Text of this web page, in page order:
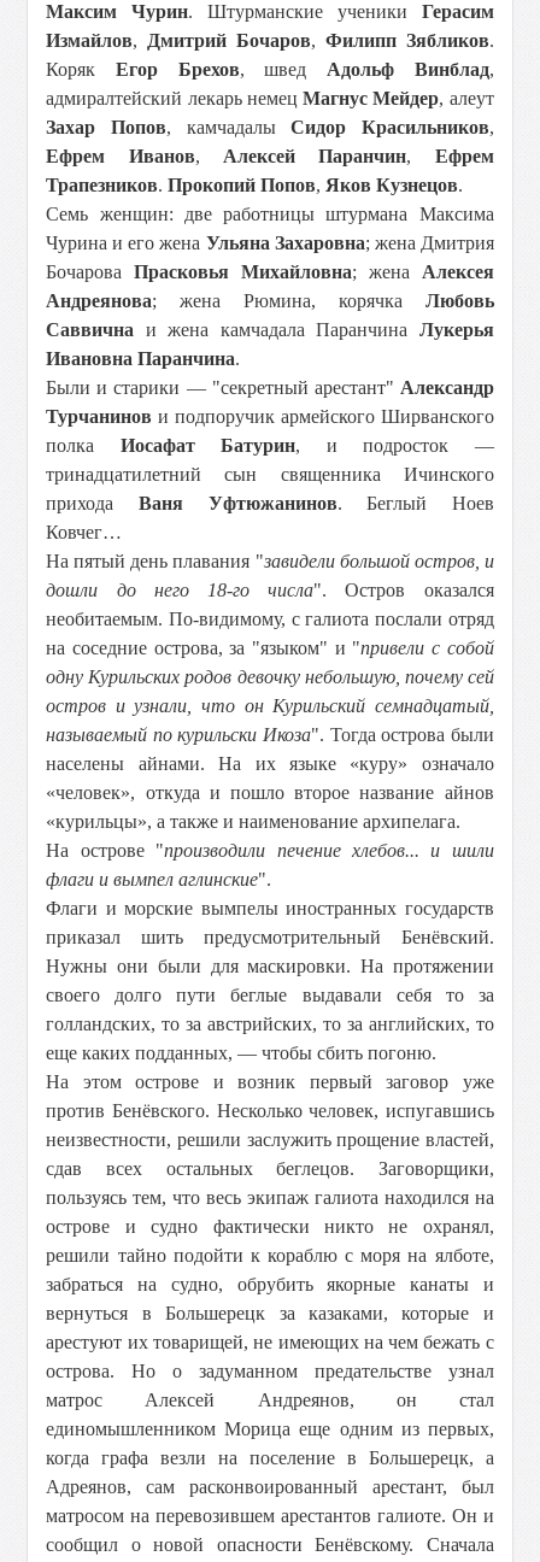
Максим Чурин. Штурманские ученики Герасим
Измайлов, Дмитрий Бочаров, Филипп Зябликов.
КорякЕгор Брехов, швед Адольф Винблад,
адмиралтейский лекарь немецМагнус Мейдер, алеут
Захар Попов, камчадалыСидор Красильников,
Ефрем Иванов, Алексей Паранчин, Ефрем
Трапезников.Прокопий Попов, Яков Кузнецов.
Семь женщин: две работницы штурмана Максима
Чурина и его жена Ульяна Захаровна; жена Дмитрия
БочароваПрасковья Михайловна; жена Алексея
Андреянова; жена Рюмина, корячка Любовь
Саввична и жена камчадала Паранчина Лукерья
Ивановна Паранчина.
Были и старики — "секретный арестант" Александр
Турчанинов и подпоручик армейского Ширванского
полка Иосафат Батурин, и подросток —
тринадцатилетний сын священника Ичинского
прихода Ваня Уфтюжанинов. Беглый Ноев
Ковчег…
На пятый день плавания "завидели большой остров, и
дошли до него 18-гo числа". Остров оказался
необитаемым. По-видимому, с галиота послали отряд
на соседние острова, за "языком" и "привели с собой
одну Курильских родов девочку небольшую, почему сей
остров и узнали, что он Курильский семнадцатый,
называемый по курильски Икоза". Тогда острова были
населены айнами. На их языке «куру» означало
«человек», откуда и пошло второе название айнов
«курильцы», а также и наименование архипелага.
На острове "производили печение хлебов... и шили
флаги и вымпел аглинские".
Флаги и морские вымпелы иностранных государств
приказал шить предусмотрительный Бенёвский.
Нужны они были для маскировки. На протяжении
своего долго пути беглые выдавали себя то за
голландских, то за австрийских, то за английских, то
еще каких подданных, — чтобы сбить погоню.
На этом острове и возник первый заговор уже
против Бенёвского. Несколько человек, испугавшись
неизвестности, решили заслужить прощение властей,
сдав всех остальных беглецов. Заговорщики,
пользуясь тем, что весь экипаж галиота находился на
острове и судно фактически никто не охранял,
решили тайно подойти к кораблю с моря на ялботе,
забраться на судно, обрубить якорные канаты и
вернуться в Большерецк за казаками, которые и
арестуют их товарищей, не имеющих на чем бежать с
острова. Но о задуманном предательстве узнал
матрос Алексей Андреянов, он стал
единомышленником Морица еще одним из первых,
когда графа везли на поселение в Большерецк, а
Адреянов, сам расконвоированный арестант, был
матросом на перевозившем арестантов галиоте. Он и
сообщил о новой опасности Бенёвскому. Сначала